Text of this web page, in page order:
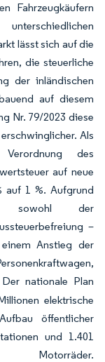
Fahrzeugkäufern
lässt sich auf die
die steuerliche
der inländischen
auf diesem
Nr. 79/2023 diese
Als
des
auf neue
auf 1 %. Aufgrund
– sowohl der
–
Anstieg der
nationale Plan
elektrische
öffentlicher
und 1.401
Motorräder.